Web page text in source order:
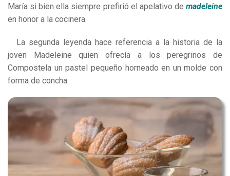
María si bien ella siempre prefirió el apelativo de madeleine
en honor a la cocinera.
La segunda leyenda hace referencia a la historia de la
joven Madeleine quien ofrecía a los peregrinos de
Compostela un pastel pequeño horneado en un molde con
forma de concha.